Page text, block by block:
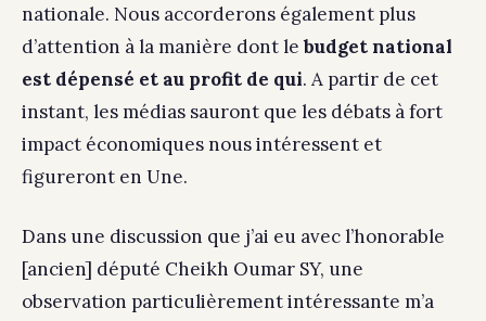
nationale. Nous accorderons également plus
d’attention à la manière dont lebudget national
est dépensé et au profit de qui. A partir de cet
instant, les médias sauront que les débats à fort
impact économiques nous intéressent et
figureront en Une.
Dans une discussion que j’ai eu avec l’honorable
[ancien] député Cheikh Oumar SY, une
observation particulièrement intéressante m’a